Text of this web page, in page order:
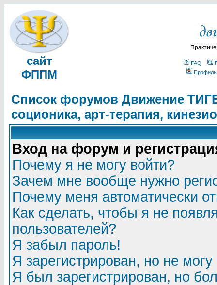
сайт
ФППМ
FAQ
Профиль
Список форумов Движение
соционика, арт-терапия,
Вход на форум и
Почему я не могу войти?
Зачем мне вообще нужно
Почему меня автоматически
Как сделать, чтобы я не
пользователей?
Я забыл пароль!
Я зарегистрирован, но не могу
Я был зарегистрирован, но